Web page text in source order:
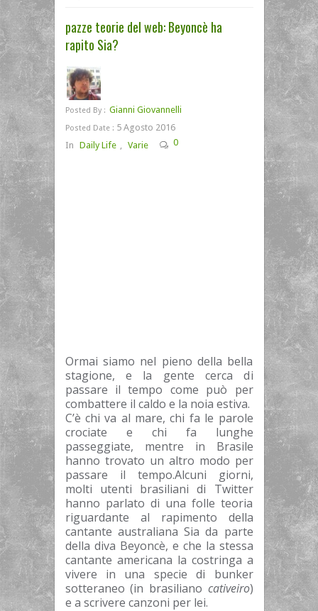
pazze teorie del web: Beyoncè ha
rapito Sia?
Posted By : Gianni Giovannelli
Posted Date : 5 Agosto 2016
In Daily Life , Varie 0
Ormai siamo nel pieno della bella
stagione, e la gente cerca di
passare il tempo come può per
combattere il caldo e la noia estiva.
C’è chi va al mare, chi fa le parole
crociate e chi fa lunghe
passeggiate, mentre in Brasile
hanno trovato un altro modo per
passare il tempo.Alcuni giorni,
molti utenti brasiliani di Twitter
hanno parlato di una folle teoria
riguardante al rapimento della
cantante australiana Sia da parte
della diva Beyoncè, e che la stessa
cantante americana la costringa a
vivere in una specie di bunker
sotteraneo (in brasiliano cativeiro)
e a scrivere canzoni per lei.